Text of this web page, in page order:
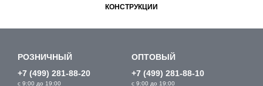
КОНСТРУКЦИИ
РОЗНИЧНЫЙ
+7 (499) 281-88-20
с 9:00 до 19:00
ОПТОВЫЙ
+7 (499) 281-88-10
с 9:00 до 19:00